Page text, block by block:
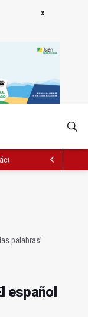
"rompedor" en el
palabras’
español